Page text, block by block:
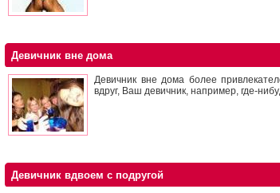
Девичник вне дома
Девичник вне дома более
вдруг, Ваш девичник, например, где-
Девичник вдвоем с подругой